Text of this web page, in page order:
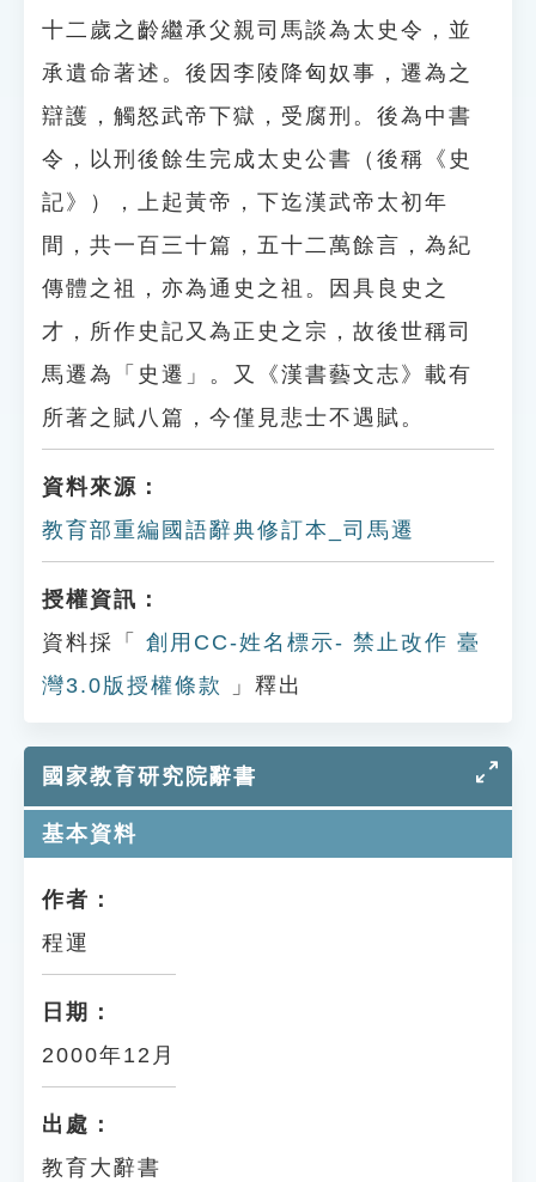
十二歲之齡繼承父親司馬談為太史令，並
承遺命著述。後因李陵降匈奴事，遷為之
辯護，觸怒武帝下獄，受腐刑。後為中書
令，以刑後餘生完成太史公書（後稱《史
記》），上起黃帝，下迄漢武帝太初年
間，共一百三十篇，五十二萬餘言，為紀
傳體之祖，亦為通史之祖。因具良史之
才，所作史記又為正史之宗，故後世稱司
馬遷為「史遷」。又《漢書藝文志》載有
所著之賦八篇，今僅見悲士不遇賦。
資料來源：
教育部重編國語辭典修訂本_司馬遷
授權資訊：
資料採「
創用CC-姓名標示- 禁止改作 臺
灣3.0版授權條款
」釋出
國家教育研究院辭書
基本資料
作者：
程運
日期：
2000年12月
出處：
教育大辭書